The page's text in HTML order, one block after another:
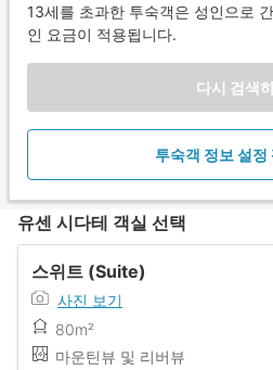
13세를 초과한 투숙객은 성인으로
인 요금이 적용됩니다.
다시 검색
투숙객 정보 설정
유센 시다테 객실 선택
스위트 (Suite)
사진 보기
80m²
마운틴뷰 및 리버뷰